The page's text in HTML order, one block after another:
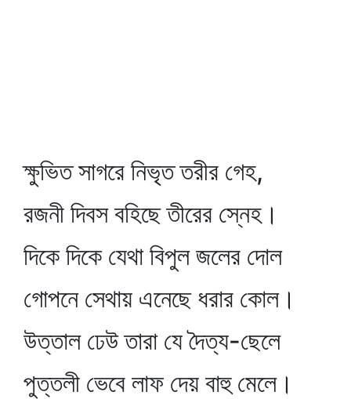
ক্ষুভিত সাগরে নিভৃত তরীর গেহ,
রজনী দিবস বহিছে তীরের স্নেহ।
দিকে দিকে যেথা বিপুল জলের দোল
গোপনে সেথায় এনেছে ধরার কোল।
উত্তাল ঢেউ তারা যে দৈত্য-ছেলে
পুত্তলী ভেবে লাফ দেয় বাহু মেলে।